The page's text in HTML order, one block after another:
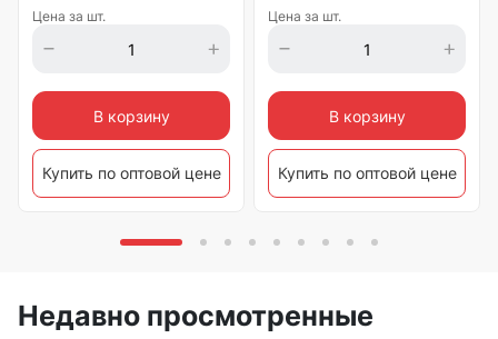
Цена за шт.
В корзину
Купить по оптовой цене
Цена за шт.
В корзину
Купить по оптовой цене
Недавно просмотренные